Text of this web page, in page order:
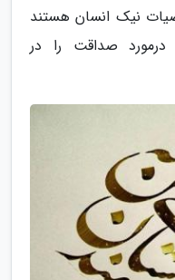
نیک انسان هستند
درمورد صداقت را در